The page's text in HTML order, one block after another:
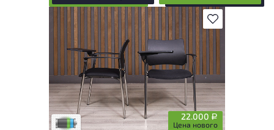
В избранное
22.000 Р
Цена нового
Товар представлен с низкими степенями
износа. От состояния, приближенного к
новому, до незначительных следов
эксплуатации. Подробнее об износе в
разделе характеристики.
Низкая степень износа